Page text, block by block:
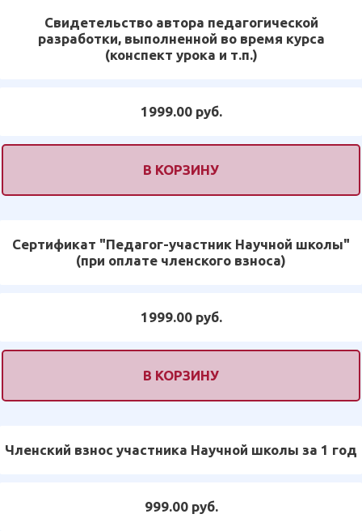
Свидетельство автора педагогической
разработки, выполненной во время курса
(конспект урока и т.п.)
1999.00 руб.
В КОРЗИНУ
Сертификат "Педагог-участник Научной школы"
(при оплате членского взноса)
1999.00 руб.
В КОРЗИНУ
Членский взнос участника Научной школы за 1 год
999.00 руб.